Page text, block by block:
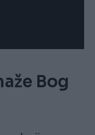
Bog